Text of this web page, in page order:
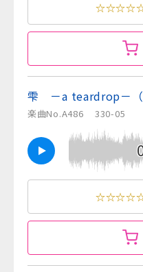
雫 －a teardrop－（
楽曲No.A486 330-05